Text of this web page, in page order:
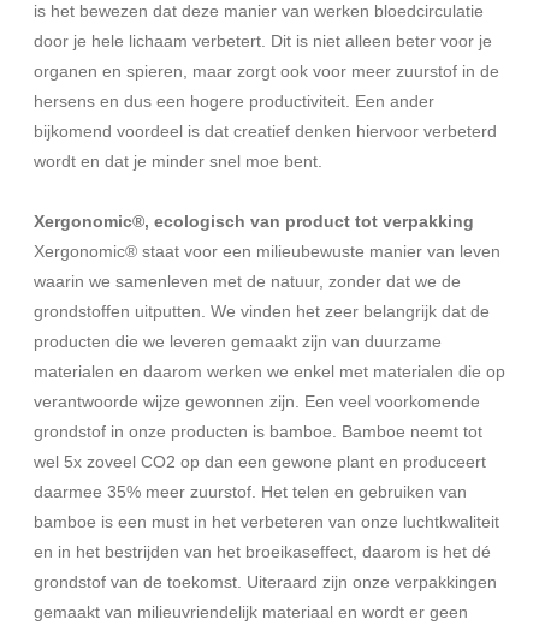
is het bewezen dat deze manier van werken bloedcirculatie
door je hele lichaam verbetert. Dit is niet alleen beter voor je
organen en spieren, maar zorgt ook voor meer zuurstof in de
hersens en dus een hogere productiviteit. Een ander
bijkomend voordeel is dat creatief denken hiervoor verbeterd
wordt en dat je minder snel moe bent.
Xergonomic®, ecologisch van product tot verpakking
Xergonomic® staat voor een milieubewuste manier van leven
waarin we samenleven met de natuur, zonder dat we de
grondstoffen uitputten. We vinden het zeer belangrijk dat de
producten die we leveren gemaakt zijn van duurzame
materialen en daarom werken we enkel met materialen die op
verantwoorde wijze gewonnen zijn. Een veel voorkomende
grondstof in onze producten is bamboe. Bamboe neemt tot
wel 5x zoveel CO2 op dan een gewone plant en produceert
daarmee 35% meer zuurstof. Het telen en gebruiken van
bamboe is een must in het verbeteren van onze luchtkwaliteit
en in het bestrijden van het broeikaseffect, daarom is het dé
grondstof van de toekomst. Uiteraard zijn onze verpakkingen
gemaakt van milieuvriendelijk materiaal en wordt er geen